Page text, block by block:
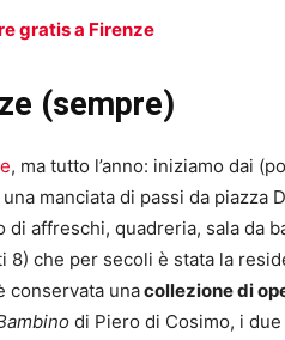
gratis a Firenze
(sempre)
, ma tutto l’anno: iniziamo dai
una manciata di passi da piazza
di affreschi, quadreria, sala da
8) che per secoli è stata la
conservata unacollezione di
di Piero di Cosimo, i